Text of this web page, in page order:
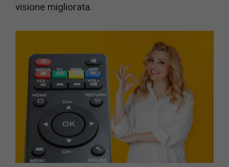
visione migliorata.